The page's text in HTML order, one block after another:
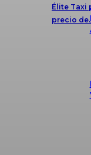
Élite Taxi
precio